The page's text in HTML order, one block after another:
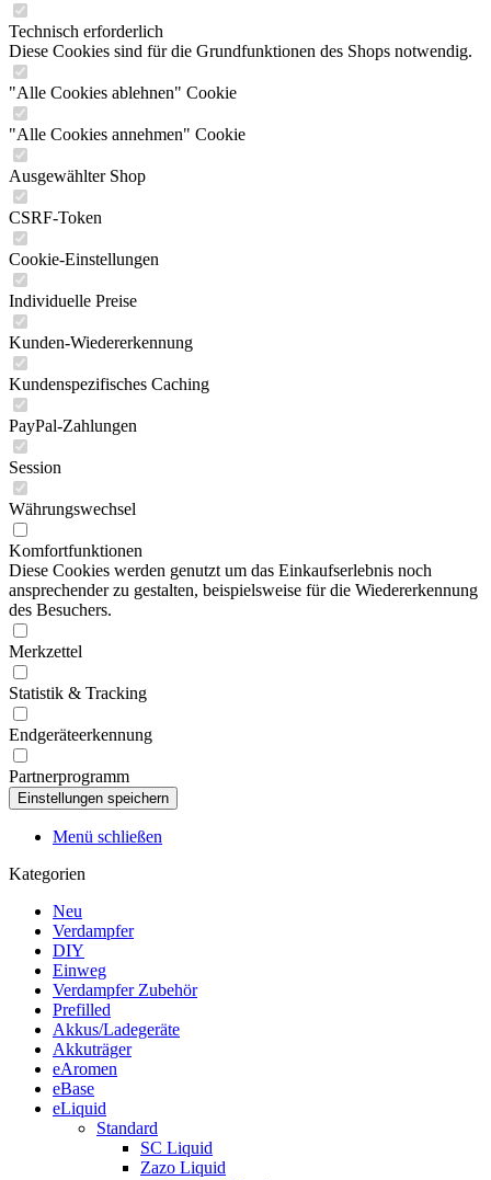
Technisch erforderlich
Diese Cookies sind für die Grundfunktionen des Shops notwendig.
"Alle Cookies ablehnen" Cookie
"Alle Cookies annehmen" Cookie
Ausgewählter Shop
CSRF-Token
Cookie-Einstellungen
Individuelle Preise
Kunden-Wiedererkennung
Kundenspezifisches Caching
PayPal-Zahlungen
Session
Währungswechsel
Komfortfunktionen
Diese Cookies werden genutzt um das Einkaufserlebnis noch
ansprechender zu gestalten, beispielsweise für die Wiedererkennung
des Besuchers.
Merkzettel
Statistik & Tracking
Endgeräteerkennung
Partnerprogramm
Menü schließen
Kategorien
Neu
Verdampfer
DIY
Einweg
Verdampfer Zubehör
Prefilled
Akkus/Ladegeräte
Akkuträger
eAromen
eBase
eLiquid
Standard
SC Liquid
Zazo Liquid